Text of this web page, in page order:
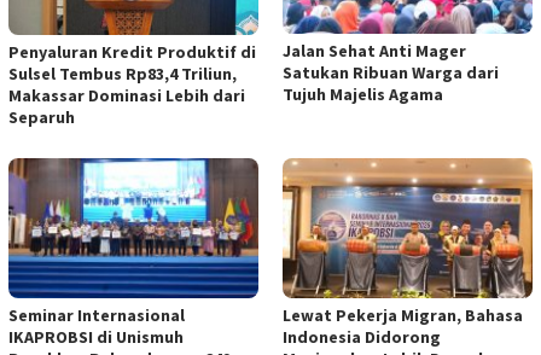
Penyaluran Kredit Produktif di
Sulsel Tembus Rp83,4 Triliun,
Makassar Dominasi Lebih dari
Separuh
Jalan Sehat Anti Mager
Satukan Ribuan Warga dari
Tujuh Majelis Agama
Seminar Internasional
IKAPROBSI di Unismuh
Lewat Pekerja Migran, Bahasa
Indonesia Didorong